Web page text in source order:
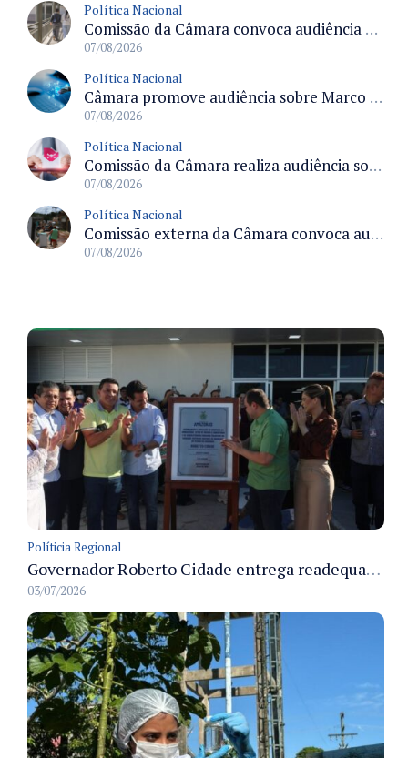
Política Nacional
Comissão da Câmara convoca audiência para discutir misoginia nas escolas e universidades após divulgação de listas misóginas
07/08/2026
Política Nacional
Câmara promove audiência sobre Marco de Fomento à Economia Digital e impactos da inteligência artificial
07/08/2026
Política Nacional
Comissão da Câmara realiza audiência sobre apostas online para medir o tamanho do mercado ilegal
07/08/2026
Política Nacional
Comissão externa da Câmara convoca audiência pública sobre chuvas na Zona da Mata de Minas Gerais e impactos em Juiz de Fora
07/08/2026
Políticia Regional
Governador Roberto Cidade entrega readequação do ambulatório da FCecon e amplia capacidade de atendimento oncológico em Manaus
03/07/2026